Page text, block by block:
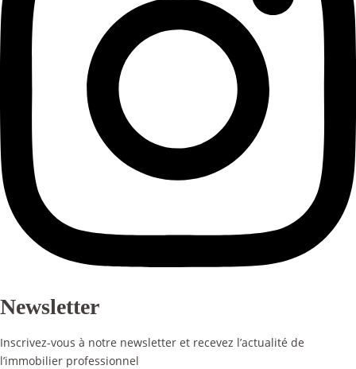
Newsletter
Inscrivez-vous à notre newsletter et recevez l’actualité de
l’immobilier professionnel